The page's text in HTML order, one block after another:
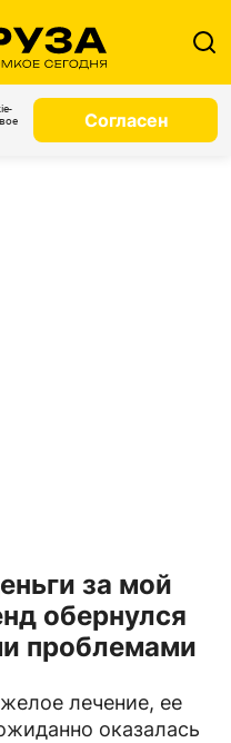
Согласен
за мой
обернулся
проблемами
лечение, ее
оказалась